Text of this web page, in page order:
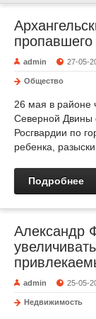
пропавшего
admin 27-05-
Общество
26 мая в районе
Северной Двины
Росгвардии по
ребенка,
Подробнее
Александр
admin 25-05-
Недвижимость